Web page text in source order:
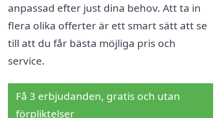
anpassad efter just dina behov. Att ta in
flera olika offerter är ett smart sätt att se
till att du får bästa möjliga pris och
service.
Få 3 erbjudanden, gratis och utan
förpliktelser